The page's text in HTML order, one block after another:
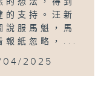
的支持。汪新
說服馬魁，馬
報紙忽略，...
04/2025